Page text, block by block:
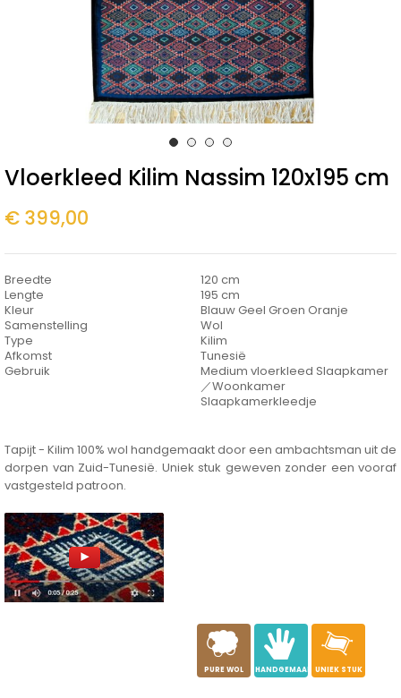
Vloerkleed Kilim Nassim 120x195 cm
€ 399,00
Breedte
120 cm
Lengte
195 cm
Kleur
Blauw Geel Groen Oranje
Samenstelling
Wol
Type
Kilim
Afkomst
Tunesië
Gebruik
Medium vloerkleed Slaapkamer
／Woonkamer
Slaapkamerkleedje
Tapijt - Kilim 100% wol handgemaakt door een ambachtsman uit de
dorpen van Zuid-Tunesië. Uniek stuk geweven zonder een vooraf
vastgesteld patroon.
a
PURE WOL
c
HANDGEMAAKT
h
UNIEK STUK